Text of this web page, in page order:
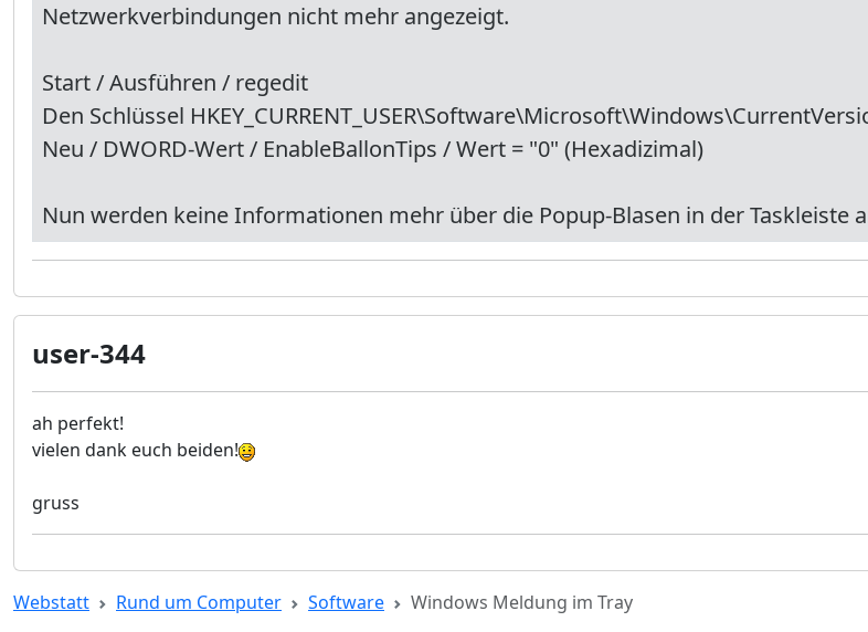
Netzwerkverbindungen nicht mehr angezeigt.
Start / Ausführen / regedit
Den Schlüssel
Neu / DWORD-Wert / EnableBallonTips / Wert = "0" (Hexadizimal)
Nun werden keine Informationen mehr über die Popup-Blasen in der Taskleiste
user-344
ah perfekt!
vielen dank euch beiden!
gruss
Webstatt Rund um Computer Software Windows Meldung im Tray